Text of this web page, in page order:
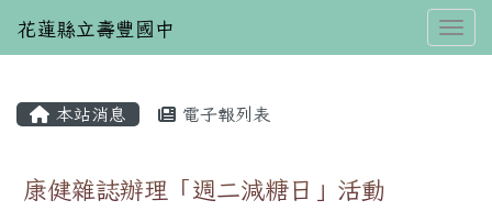
花蓮縣立壽豐國中
本站消息 電子報列表
康健雜誌辦理「週二減糖日」活動